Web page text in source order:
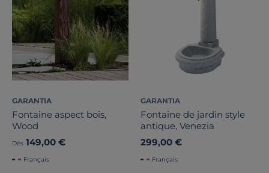
GARANTIA
Fontaine aspect bois,
Wood
Dès 149,00 €
Français
GARANTIA
Fontaine de jardin style
antique, Venezia
299,00 €
Français
Largeur
Hauteur
Profondeur
Marque
Traitement